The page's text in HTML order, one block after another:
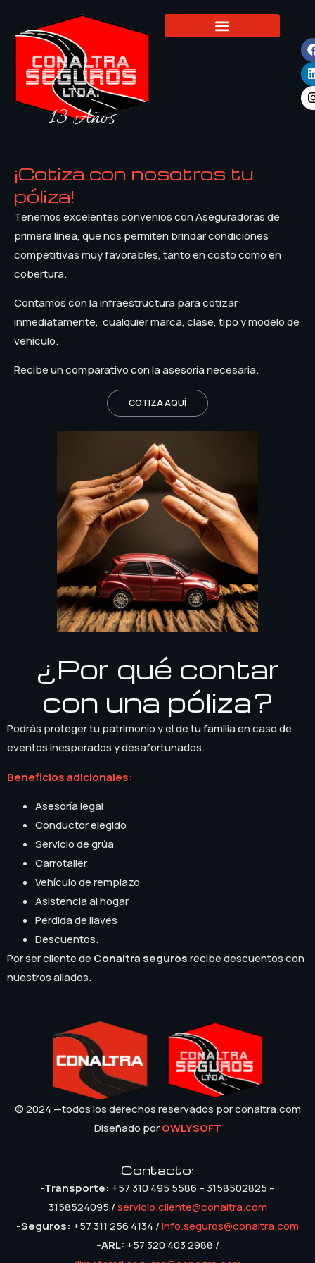
13 Años
¡Cotiza con nosotros tu
póliza!
Tenemos excelentes convenios con Aseguradoras de
primera línea, que nos permiten brindar condiciones
competitivas muy favorables, tanto en costo como en
cobertura.
Contamos con la infraestructura para cotizar
inmediatamente, cualquier marca, clase, tipo y modelo de
vehículo.
Recibe un comparativo con la asesoría necesaria.
COTIZA AQUÍ
¿Por qué contar
con una póliza?
Podrás proteger tu patrimonio y el de tu familia en caso de
eventos inesperados y desafortunados.
Beneficios adicionales:
Asesoría legal
Conductor elegido
Servicio de grúa
Carrotaller
Vehículo de remplazo
Asistencia al hogar
Perdida de llaves
Descuentos.
Por ser cliente de Conaltra segurosrecibe descuentos con
nuestros aliados.
© 2024 —todos los derechos reservados por conaltra.com
Diseñado porOWLYSOFT
Contacto:
-Transporte: +57 310 495 5586 – 3158502825 –
3158524095 /servicio.cliente@conaltra.com
-Seguros: +57 311 256 4134 /info.seguros@conaltra.com
-ARL: +57 320 403 2988 /